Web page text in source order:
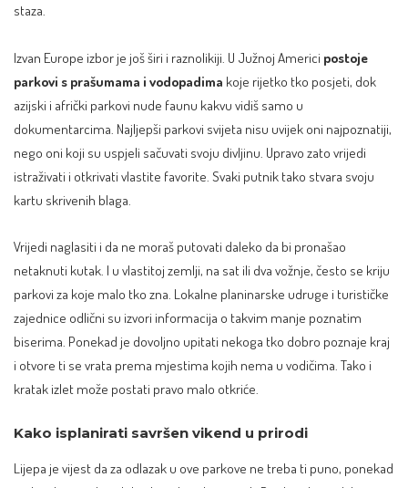
staza.
Izvan Europe izbor je još širi i raznolikiji. U Južnoj Americi postoje
parkovi s prašumama i vodopadima koje rijetko tko posjeti, dok
azijski i afrički parkovi nude faunu kakvu vidiš samo u
dokumentarcima. Najljepši parkovi svijeta nisu uvijek oni najpoznatiji,
nego oni koji su uspjeli sačuvati svoju divljinu. Upravo zato vrijedi
istraživati i otkrivati vlastite favorite. Svaki putnik tako stvara svoju
kartu skrivenih blaga.
Vrijedi naglasiti i da ne moraš putovati daleko da bi pronašao
netaknuti kutak. I u vlastitoj zemlji, na sat ili dva vožnje, često se kriju
parkovi za koje malo tko zna. Lokalne planinarske udruge i turističke
zajednice odlični su izvori informacija o takvim manje poznatim
biserima. Ponekad je dovoljno upitati nekoga tko dobro poznaje kraj
i otvore ti se vrata prema mjestima kojih nema u vodičima. Tako i
kratak izlet može postati pravo malo otkriće.
Kako isplanirati savršen vikend u prirodi
Lijepa je vijest da za odlazak u ove parkove ne treba ti puno, ponekad